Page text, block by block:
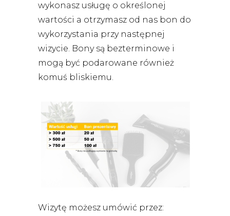
wykonasz usługę o określonej
wartości a otrzymasz od nas bon do
wykorzystania przy następnej
wizycie. Bony są bezterminowe i
mogą być podarowane również
komuś bliskiemu.
Wizytę możesz umówić przez: